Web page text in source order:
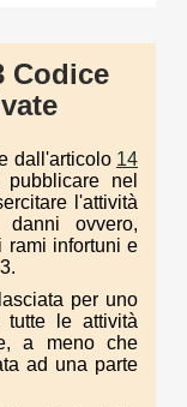
Codice
dall'articolo 14
nel
l'attività
ovvero,
rami infortuni e
per uno
le attività
a meno che
ad una parte